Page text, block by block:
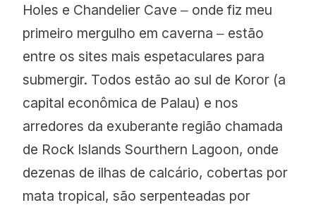
Holes e Chandelier Cave ‒ onde fiz meu
primeiro mergulho em caverna ‒ estão
entre os sites mais espetaculares para
submergir. Todos estão ao sul de Koror (a
capital econômica de Palau) e nos
arredores da exuberante região chamada
de Rock Islands Sourthern Lagoon, onde
dezenas de ilhas de calcário, cobertas por
mata tropical, são serpenteadas por